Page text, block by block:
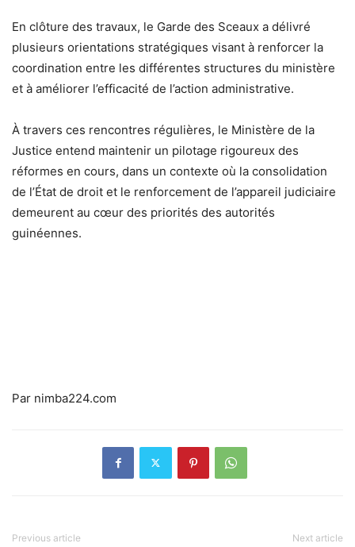
En clôture des travaux, le Garde des Sceaux a délivré
plusieurs orientations stratégiques visant à renforcer la
coordination entre les différentes structures du ministère
et à améliorer l’efficacité de l’action administrative.
À travers ces rencontres régulières, le Ministère de la
Justice entend maintenir un pilotage rigoureux des
réformes en cours, dans un contexte où la consolidation
de l’État de droit et le renforcement de l’appareil judiciaire
demeurent au cœur des priorités des autorités
guinéennes.
Par nimba224.com
Previous article Next article